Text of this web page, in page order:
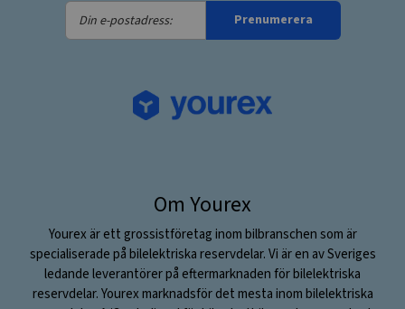
Din
e-
Prenumerera
Om Yourex
Yourex är ett grossistföretag inom bilbranschen som är
specialiserade på bilelektriska reservdelar. Vi är en av Sveriges
ledande leverantörer på eftermarknaden för bilelektriska
reservdelar. Yourex marknadsför det mesta inom bilelektriska